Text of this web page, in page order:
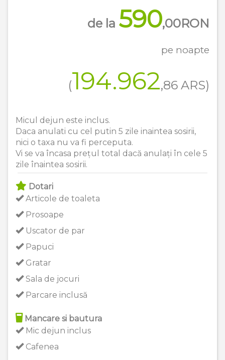
de la 590,00RON
pe noapte
(194.962,86 ARS)
Micul dejun este inclus.
Daca anulati cu cel putin 5 zile inaintea sosirii,
nici o taxa nu va fi perceputa.
Vi se va încasa prețul total dacă anulați în cele 5
zile înaintea sosirii.
Dotari
Articole de toaleta
Prosoape
Uscator de par
Papuci
Gratar
Sala de jocuri
Parcare inclusă
Mancare si bautura
Mic dejun inclus
Cafenea